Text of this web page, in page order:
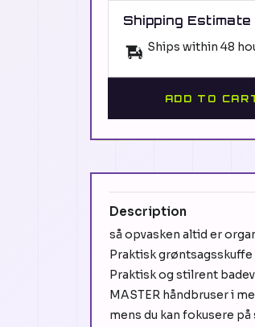
Shipping Estimate
Ships within 48
ADD TO
Description
så opvasken altid er
Praktisk
Praktisk og stilrent
MASTER håndbruser i
mens du kan fokusere